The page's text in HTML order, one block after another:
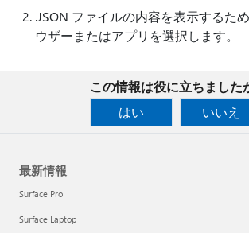
.JSON ファイルの内容を表示するた
ウザーまたはアプリを選択します。
この情報は役に立ちました
はい
いいえ
最新情報
Surface Pro
Surface Laptop